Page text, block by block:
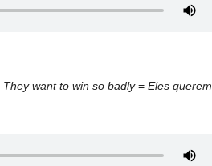
They want to win so badly= Eles querem